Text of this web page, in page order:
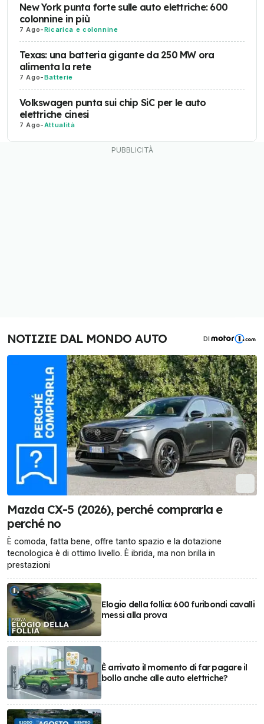
New York punta forte sulle auto elettriche: 600
colonnine in più
7 Ago-Ricarica e colonnine
Texas: una batteria gigante da 250 MW ora
alimenta la rete
7 Ago-Batterie
Volkswagen punta sui chip SiC per le auto
elettriche cinesi
7 Ago-Attualità
NOTIZIE DAL MONDO AUTO DI
Mazda CX-5 (2026), perché comprarla e
perché no
È comoda, fatta bene, offre tanto spazio e la dotazione
tecnologica è di ottimo livello. È ibrida, ma non brilla in
prestazioni
Elogio della follia: 600 furibondi cavalli
messi alla prova
È arrivato il momento di far pagare il
bollo anche alle auto elettriche?